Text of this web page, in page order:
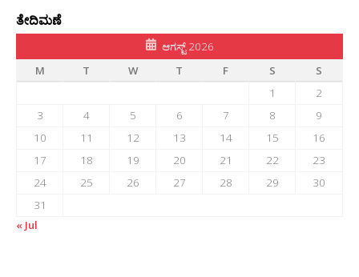
ತೇದಿಮಣೆ
ಆಗಸ್ಟ್ 2026
M
T W T F S
S
1
2
3
4 5 6 7 8
9
10
11 12 13 14 15
16
17
18 19 20 21 22
23
24
25 26 27 28 29
30
31
« Jul